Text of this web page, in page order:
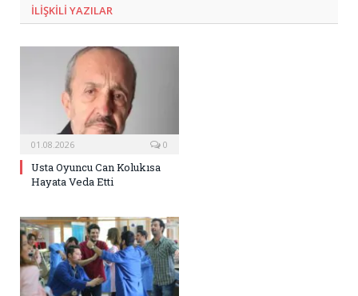
ILIŞKILI YAZILAR
01.08.2026 0
Usta Oyuncu Can Kolukısa
Hayata Veda Etti